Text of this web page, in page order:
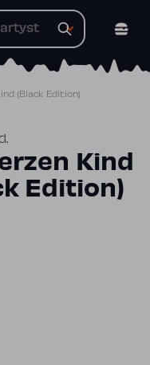
(Black Edition)
Kind
Edition)